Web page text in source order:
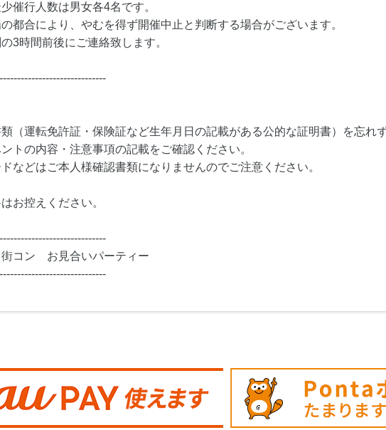
催行人数は男女各4名です。
都合により、やむを得ず開催中止と判断する場合がございます。
3時間前後にご連絡致します。
類（運転免許証・保険証など生年月日の記載がある公的な証明書）を忘れ
トの内容・注意事項の記載をご確認ください。
などはご本人様確認書類になりませんのでご注意ください。
お控えください。
コン お見合いパーティー